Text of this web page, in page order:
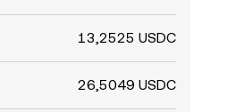
13,2525 USDC
26,5049 USDC